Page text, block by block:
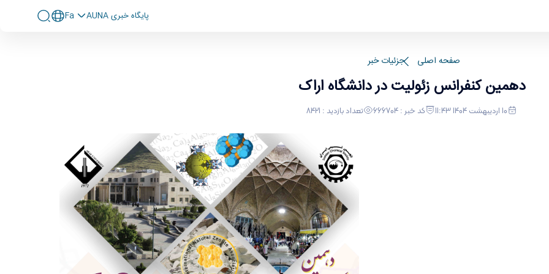
پايگاه خبری AUNA Fa
صفحه اصلی جزئیات خبر
دهمین کنفرانس زئولیت در دانشگاه اراک
10 اردیبهشت 1404 11:43 کد خبر : 666704 تعداد بازدید : 8421